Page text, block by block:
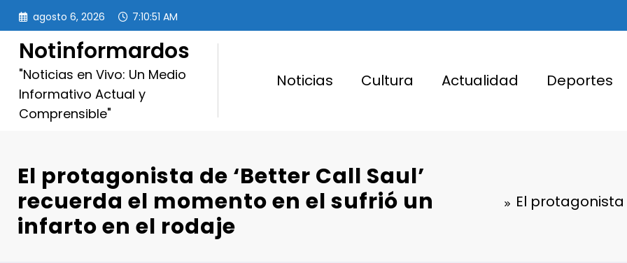
Saltar
contenido
agosto 6, 2026 7:10:53 AM
Notinformardos
"Noticias en Vivo: Un Medio
Informativo Actual y
Comprensible"
Noticias Cultura Actualidad Deportes
El protagonista de ‘Better Call Saul’
recuerda el momento en el sufrió un
infarto en el rodaje
El